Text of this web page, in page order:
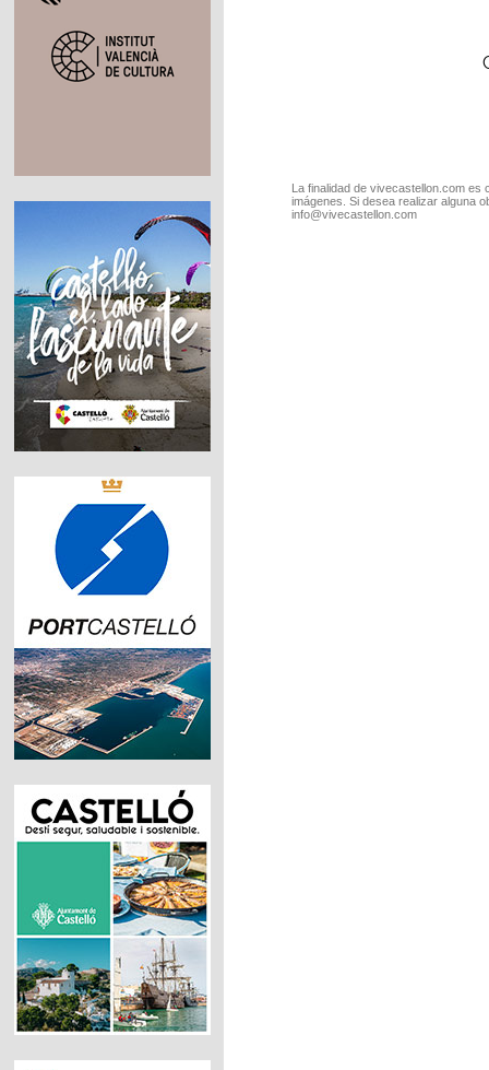
La finalidad de vivecastellon.com
imágenes. Si desea realizar alguna
info@vivecastellon.com